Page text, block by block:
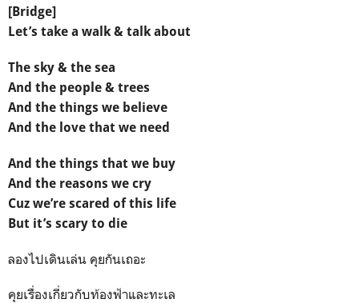
[Bridge]
Let’s take a walk & talk about
The sky & the sea
And the people & trees
And the things we believe
And the love that we need
And the things that we buy
And the reasons we cry
Cuz we’re scared of this life
But it’s scary to die
ลองไปเดินเล่น คุยกันเถอะ
คุยเรื่องเกี่ยวกับท้องฟ้าและทะเล